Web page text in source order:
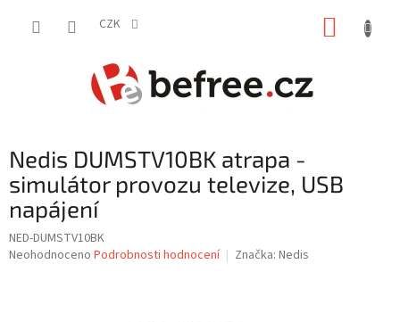
CZK
Nedis DUMSTV10BK atrapa -
simulátor provozu televize, USB
napájení
NED-DUMSTV10BK
Průměrné
Neohodnoceno Podrobnosti hodnocení Značka: Nedis